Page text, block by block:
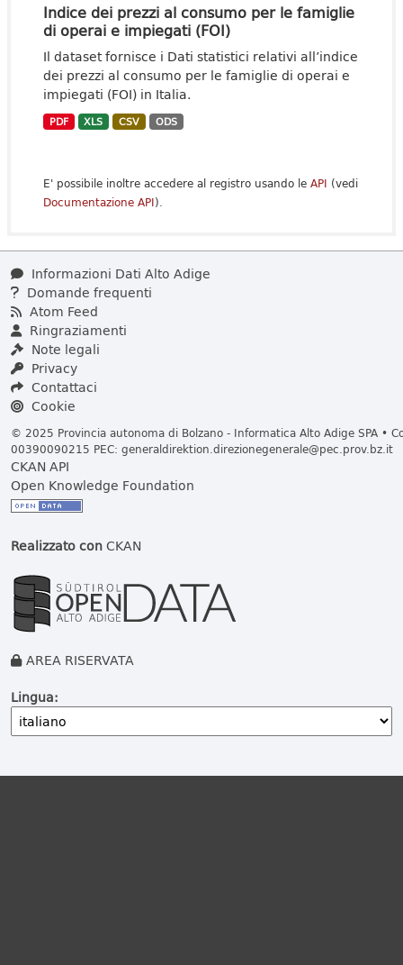
Indice dei prezzi al consumo per le famiglie
di operai e impiegati (FOI)
Il dataset fornisce i Dati statistici relativi all’indice
dei prezzi al consumo per le famiglie di operai e
impiegati (FOI) in Italia.
PDF XLS CSV ODS
E' possibile inoltre accedere al registro usando le API (vedi
Documentazione API).
Informazioni Dati Alto Adige
Domande frequenti
Atom Feed
Ringraziamenti
Note legali
Privacy
Contattaci
Cookie
© 2025 Provincia autonoma di Bolzano - Informatica Alto Adige SPA •
00390090215 PEC: generaldirektion.direzionegenerale@pec.prov.bz.it
CKAN API
Open Knowledge Foundation
Realizzato conCKAN
AREA RISERVATA
Lingua